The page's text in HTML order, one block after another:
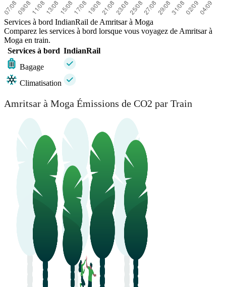
Services à bord IndianRail de Amritsar à Moga
Comparez les services à bord lorsque vous voyagez de Amritsar à
Moga en train.
Services à bord IndianRail
Bagage
Climatisation
Amritsar à Moga Émissions de CO2 par Train